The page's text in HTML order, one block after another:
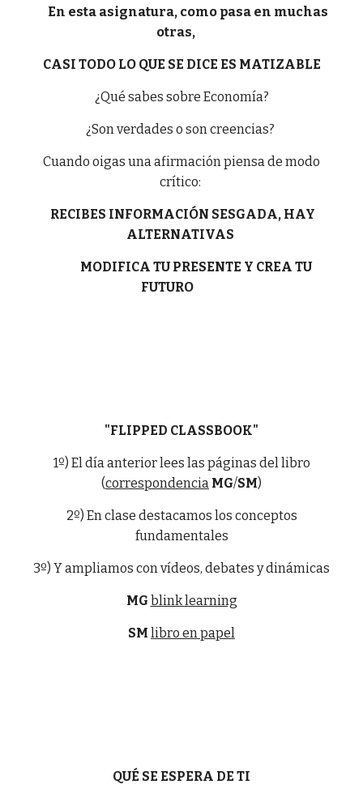
En esta asignatura, como pasa en muchas
otras,
CASI TODO LO QUE SE DICE ES MATIZABLE
¿Qué sabes sobre Economía?
¿Son verdades o son creencias?
Cuando oigas una afirmación piensa de modo
crítico:
RECIBES INFORMACIÓN SESGADA, HAY
ALTERNATIVAS
MODIFICA TU PRESENTE Y CREA TU
FUTURO
"FLIPPED CLASSBOOK"
1º) El día anterior lees las páginas del libro
(correspondencia MG/SM)
2º) En clase destacamos los conceptos
fundamentales
3º) Y ampliamos con vídeos, debates y dinámicas
MG blink learning
SM libro en papel
QUÉ SE ESPERA DE TI